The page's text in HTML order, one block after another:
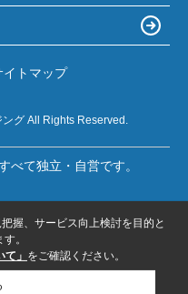
イトマップ
グ All Rights Reserved.
べて独立・自営です。
握、サービス向上検討を目的と
。
」 をご確認ください。